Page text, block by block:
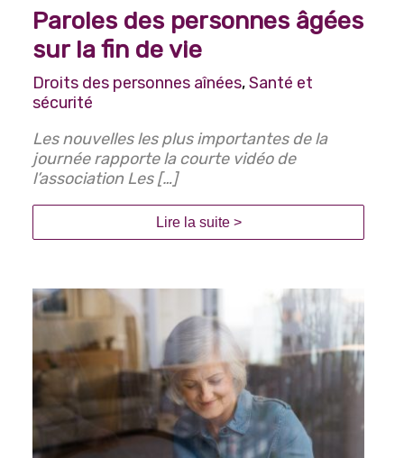
Paroles des personnes âgées
sur la fin de vie
Droits des personnes aînées,Santé et
sécurité
Les nouvelles les plus importantes de la
journée rapporte la courte vidéo de
l’association Les […]
Lire la suite >